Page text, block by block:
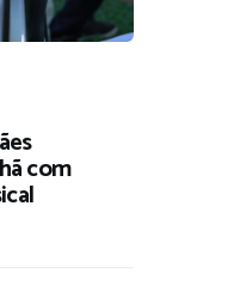
com